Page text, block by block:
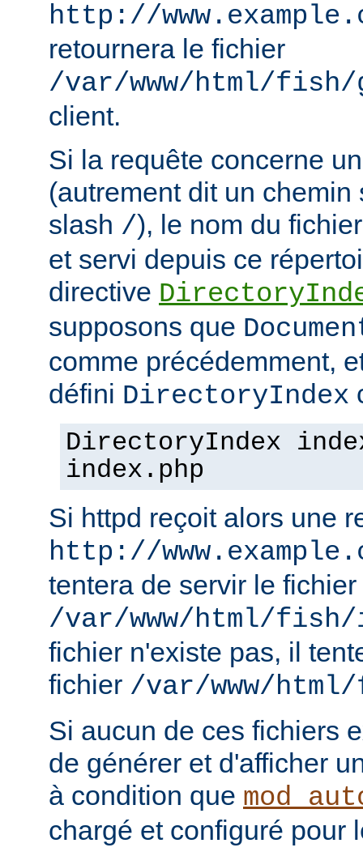
http://
retournera le fichier
/var/www/html/fish/
client.
Si la requête concerne
(autrement dit un
slash /), le nom du
et servi depuis ce
directive
supposons que
comme précédemment,
défini DirectoryIndex
DirectoryIndex
index.php
Si httpd reçoit alors une
http://
tentera de servir le fichier
/var/www/html/
fichier n'existe pas, il
fichier /var/www/
Si aucun de ces fichiers
de générer et d'afficher
à condition que
chargé et configuré pour